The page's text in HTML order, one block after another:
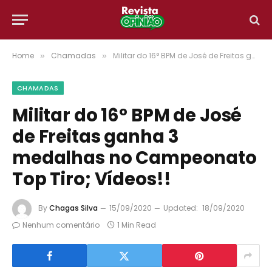
Home » Chamadas » Militar do 16° BPM de José de Freitas ganha 3 medalhas no Campeonato Top Tiro; Vídeos!!
CHAMADAS
Militar do 16° BPM de José
de Freitas ganha 3
medalhas no Campeonato
Top Tiro; Vídeos!!
ByChagas Silva 15/09/2020 Updated: 18/09/2020
Nenhum comentário
1 Min Read